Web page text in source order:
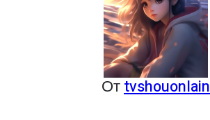
Отtvshouonlain